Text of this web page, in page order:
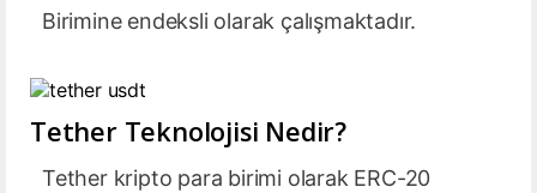
Birimine endeksli olarak çalışmaktadır.
Tether Teknolojisi Nedir?
Tether kripto para birimi olarak ERC-20